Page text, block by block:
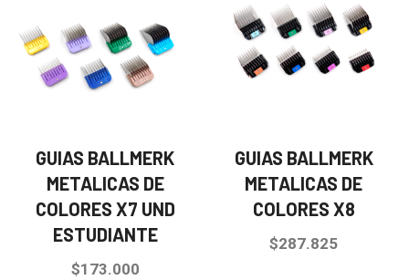
GUIAS BALLMERK
METALICAS DE
COLORES X7 UND
ESTUDIANTE
$173.000
GUIAS BALLMERK
METALICAS DE
COLORES X8
$287.825